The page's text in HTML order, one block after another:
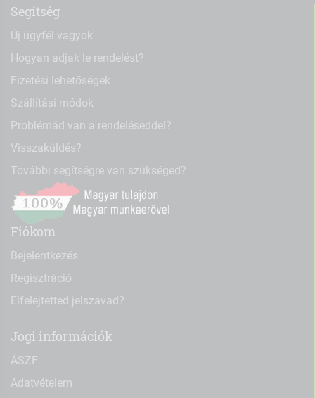
Segítség
Új ügyfél vagyok
Hogyan adjak le rendelést?
Fizetési lehetőségek
Szállítási módok
Problémád van a rendeléseddel?
Visszaküldés?
További segítségre van szükséged?
Fiókom
Bejelentkezés
Regisztráció
Elfelejtetted jelszavad?
Jogi információk
ÁSZF
Adatvételem